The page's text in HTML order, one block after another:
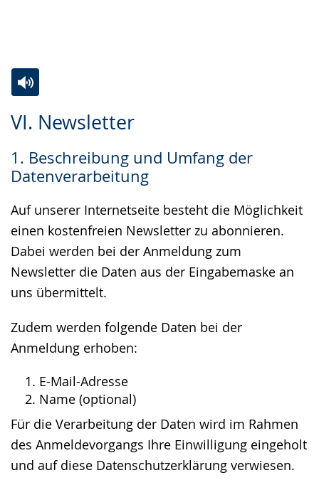
VI. Newsletter
1. Beschreibung und Umfang der
Datenverarbeitung
Auf unserer Internetseite besteht die Möglichkeit
einen kostenfreien Newsletter zu abonnieren.
Dabei werden bei der Anmeldung zum
Newsletter die Daten aus der Eingabemaske an
uns übermittelt.
Zudem werden folgende Daten bei der
Anmeldung erhoben:
E-Mail-Adresse
Name (optional)
Für die Verarbeitung der Daten wird im Rahmen
des Anmeldevorgangs Ihre Einwilligung eingeholt
und auf diese Datenschutzerklärung verwiesen.
Leichten
wechseln.
Audio-
Video
Deutscher
wird
angezeigt.